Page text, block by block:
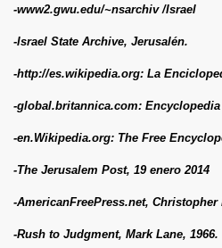
-www2.gwu.edu/~nsarchiv /Israel
-Israel State Archive, Jerusalén.
-http://es.wikipedia.org: La
-global.britannica.com:
-en.Wikipedia.org: The Free
-The Jerusalem Post, 19 enero 2014
-AmericanFreePress.net,
-Rush to Judgment, Mark Lane, 1966.